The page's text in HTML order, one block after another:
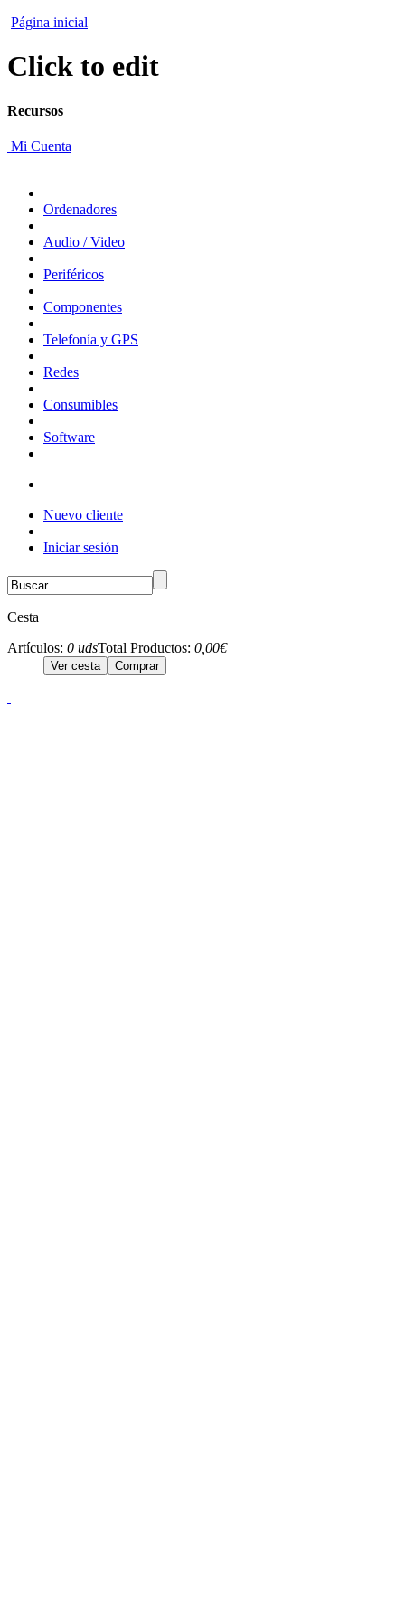
Página inicial
Click to edit
Recursos
Mi Cuenta
Ordenadores
Audio / Video
Periféricos
Componentes
Telefonía y GPS
Redes
Consumibles
Software
Nuevo cliente
Iniciar sesión
Cesta
Artículos: 0 udsTotal Productos: 0,00€